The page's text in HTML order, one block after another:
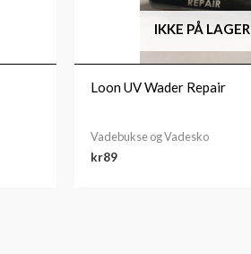
IKKE PÅ LAGER
Loon UV Wader Repair
Vadebukse og Vadesko
kr89